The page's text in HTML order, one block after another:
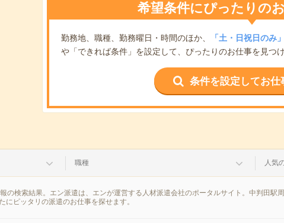
希望条件にぴったりの
勤務地、職種、勤務曜日・時間のほか、 「土・日祝日のみ
や「できれば条件」を設定して、ぴったりのお仕事を見つ
条件を設定してお仕
職種 人気
の検索結果。エン派遣は、エンが運営する人材派遣会社のポータルサイト。中判田駅
ピッタリの派遣のお仕事を探せます。